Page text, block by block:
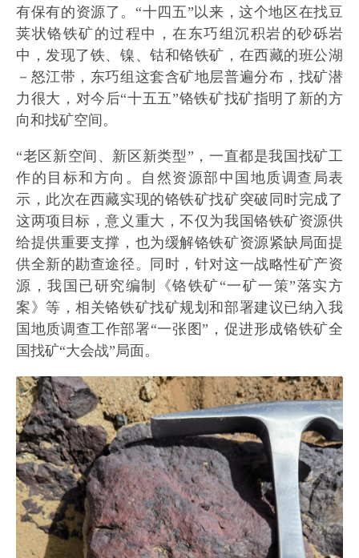
有保有的资源了。“十四五”以来，这个地区在找豆
荚状铬铁矿的过程中，在东巧组沉积岩的砂砾岩
中，发现了铁、镍、钴和铬铁矿，在西藏的班公湖
－怒江带，东巧组这套含矿地层普遍分布，找矿潜
力很大，对今后“十五五”铬铁矿找矿指明了新的方
向和找矿空间。
“老区新空间、新区新类型”，一直都是我国找矿工
作的目标和方向。自然资源部中国地质调查局表
示，此次在西藏实现的铬铁矿找矿突破同时完成了
这两项目标，意义重大，不仅为我国铬铁矿资源供
给提供重要支撑，也为缓解铬铁矿资源紧缺局面提
供全新的勘查途径。同时，针对这一战略性矿产资
源，我国已研究编制《铬铁矿“一矿一策”落实方
案》等，相关铬铁矿找矿规划和部署建议已纳入我
国地质调查工作部署“一张图”，促进形成铬铁矿全
国找矿“大会战”局面。